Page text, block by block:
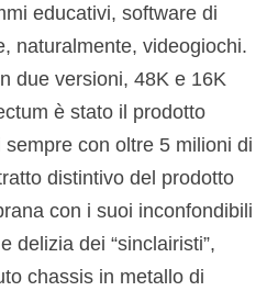
educativi, software di
naturalmente, videogiochi.
due versioni, 48K e 16K
è stato il prodotto
con oltre 5 milioni di
distintivo del prodotto
con i suoi inconfondibili
delizia dei “sinclairisti”,
chassis in metallo di